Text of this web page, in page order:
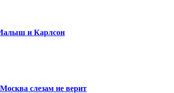
и Карлсон
слезам не верит